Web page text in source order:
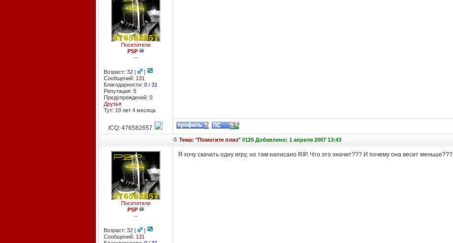
Посетители
PSP
--
Возраст: 32 |
|
Сообщений: 131
Благодарности: 0/ 31
Репутация: 5
Предупреждений: 0
Друзья
Тут: 19 лет 4 месяцa
ICQ: 476582657
Тема: "Помогите плиз"#125 Добавлено: 1 апреля 2007 13:43
Посетители
PSP
--
Возраст: 32 |
|
Сообщений: 131
Я хочу скачать одну игру, но там написано RIP. Что это значит??? И почему она весит меньше???